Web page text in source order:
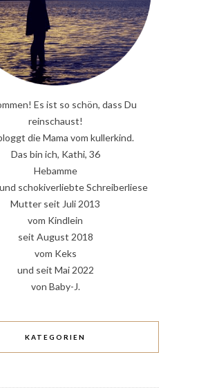
Es ist so schön, dass Du
reinschaust!
die Mama vom kullerkind.
Das bin ich, Kathi, 36
Hebamme
schokiverliebte Schreiberliese
Mutter seit Juli 2013
vom Kindlein
seit August 2018
vom Keks
und seit Mai 2022
von Baby-J.
KATEGORIEN